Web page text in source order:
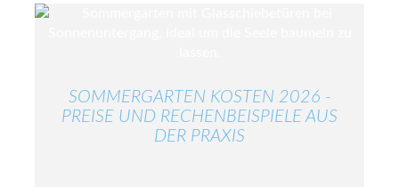
SOMMERGARTEN KOSTEN 2026 -
PREISE UND RECHENBEISPIELE AUS
DER PRAXIS